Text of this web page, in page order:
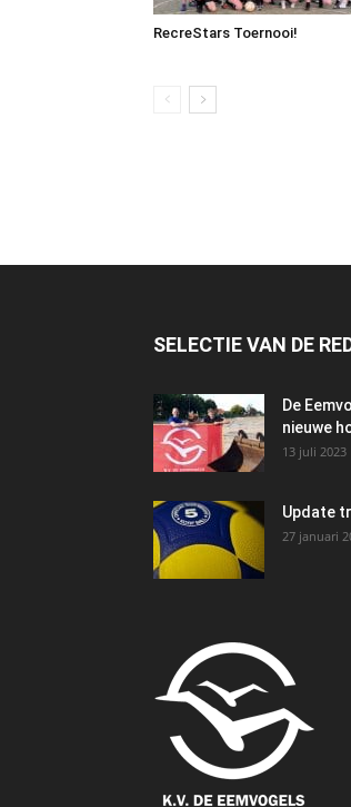
RecreStars Toernooi!
SELECTIE VAN DE
De
nieuwe
13 juli 2023
Update
27 januari